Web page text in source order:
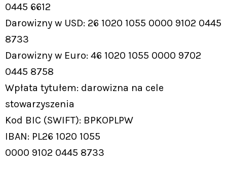
0445 6612
Darowizny w USD: 26 1020 1055 0000 9102 0445
8733
Darowizny w Euro: 46 1020 1055 0000 9702
0445 8758
Wpłata tytułem: darowizna na cele
stowarzyszenia
Kod BIC (SWIFT): BPKOPLPW
IBAN: PL26 1020 1055
0000 9102 0445 8733